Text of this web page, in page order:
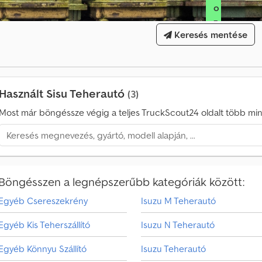
o
z
á
s
i
e
é
Keresés mentése
Használt Sisu Teherautó (3)
Most már böngéssze végig a teljes TruckScout24 oldalt több
a legnépszerűbb kategóriák között:
Csereszekrény
Kis Teherszállító
Könnyu Szállító
Isuzu M Teherautó
Isuzu N Teherautó
Isuzu Teherautó
0
0
0
v
l
á
i
m
g
k
e
r
e